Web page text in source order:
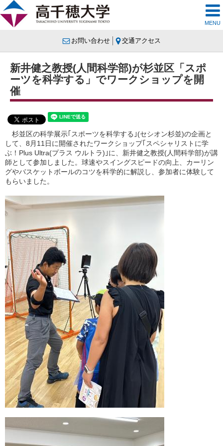
MENU
お問い合わせ 交通アクセス
新井健之教授(人間科学部)が杉並区「スポ
ーツを科学する」でワークショップを開
催
杉並区の科学展示｢スポーツを科学する｣(セシオン杉並)の企画と
して、8月11日に開催されたワークショップ｢スペシャリストに学
ぶ！Plus Ultra(プラス ウルトラ)｣に、新井健之教授(人間科学部)が講
師として参加しました。球速やスイングスピードの向上、カーリン
グやバスケットボールのコツを科学的に解説し、参加者に体験して
もらいました。